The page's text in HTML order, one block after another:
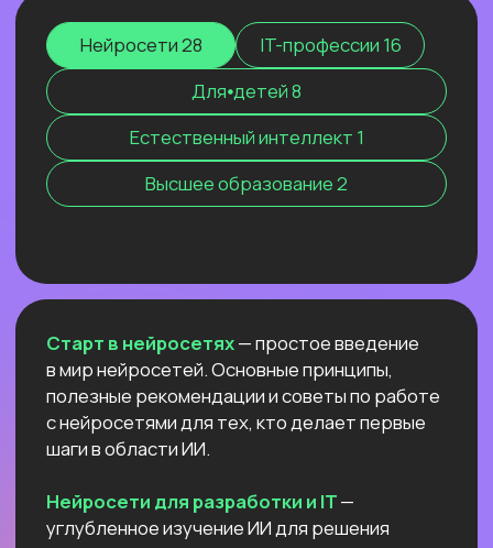
АНТИКРИЗИСНЫЙ ЭФИР
ИСТОЧНИК
ДОХОДА И ПОДСТРАХОВАТЬСЯ
ПОКА РЫНОК ТРУДА
ЛИХОРАДИТ?
Расскажем все про дорогой фриланс
в 2026 и раскроем данные нашего
большого исследования!
Узнать подробнее
Примеры использования: от генерация
текстов и изображений до оптимизации
рутинных процессов.
Старт в нейросетях
Нейросети для разработки и IT
Нейросети для профессий вне IT
NEW